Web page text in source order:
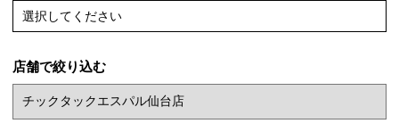
選択してください
店舗で絞り込む